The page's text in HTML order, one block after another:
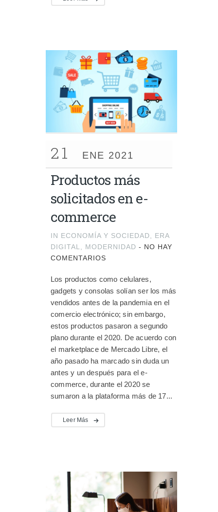
21 ENE 2021
Productos más
solicitados en e-
commerce
IN ECONOMÍA Y SOCIEDAD
ERA
DIGITAL
MODERNIDAD - NO HAY
COMENTARIOS
Los productos como celulares,
gadgets y consolas solían ser los más
vendidos antes de la pandemia en el
comercio electrónico; sin embargo,
estos productos pasaron a segundo
plano durante el 2020. De acuerdo con
el marketplace de Mercado Libre, el
año pasado ha marcado sin duda un
antes y un después para el e-
commerce, durante el 2020 se
sumaron a la plataforma más de 17...
Leer Más